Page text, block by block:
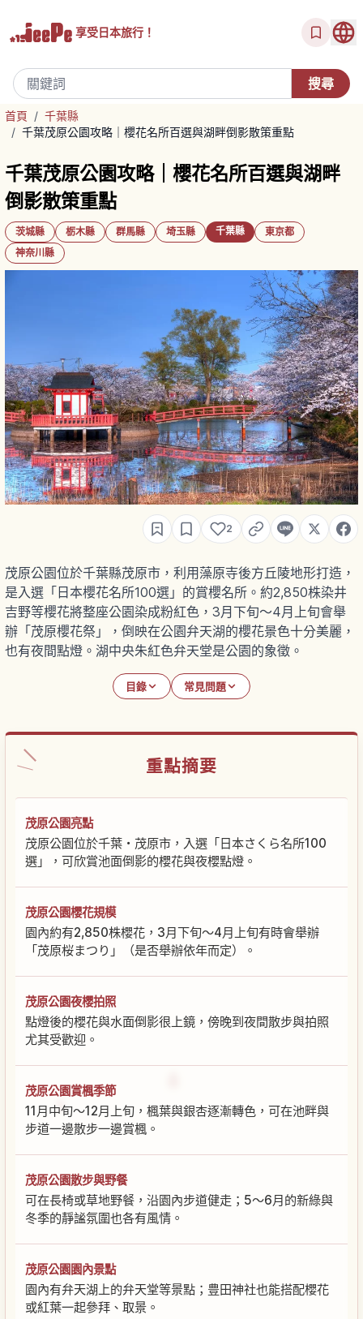
享受日本旅行！
首頁 / 千葉縣
/ 千葉茂原公園攻略｜櫻花名所百選與湖畔倒影散策重點
千葉茂原公園攻略｜櫻花名所百選與湖畔
倒影散策重點
茨城縣 栃木縣 群馬縣 埼玉縣 千葉縣
東京都
神奈川縣
2
茂原公園位於千葉縣茂原市，利用藻原寺後方丘陵地形打造，
是入選「日本櫻花名所100選」的賞櫻名所。約2,850株染井
吉野等櫻花將整座公園染成粉紅色，3月下旬〜4月上旬會舉
辦「茂原櫻花祭」，倒映在公園弁天湖的櫻花景色十分美麗，
也有夜間點燈。湖中央朱紅色弁天堂是公園的象徵。
目錄 常見問題
重點摘要
茂原公園亮點
茂原公園位於千葉・茂原市，入選「日本さくら名所100
選」，可欣賞池面倒影的櫻花與夜櫻點燈。
茂原公園櫻花規模
園內約有2,850株櫻花，3月下旬〜4月上旬有時會舉辦
「茂原桜まつり」（是否舉辦依年而定）。
茂原公園夜櫻拍照
點燈後的櫻花與水面倒影很上鏡，傍晚到夜間散步與拍照
尤其受歡迎。
茂原公園賞楓季節
11月中旬〜12月上旬，楓葉與銀杏逐漸轉色，可在池畔與
步道一邊散步一邊賞楓。
茂原公園散步與野餐
可在長椅或草地野餐，沿園內步道健走；5〜6月的新綠與
冬季的靜謐氛圍也各有風情。
茂原公園園內景點
園內有弁天湖上的弁天堂等景點；豊田神社也能搭配櫻花
或紅葉一起參拜、取景。